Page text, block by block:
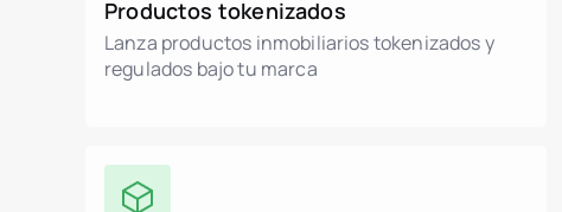
Productos tokenizados
Lanza productos inmobiliarios tokenizados y
regulados bajo tu marca